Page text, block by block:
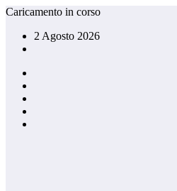
Vai
contenuto
Caricamento in corso
2 Agosto 2026